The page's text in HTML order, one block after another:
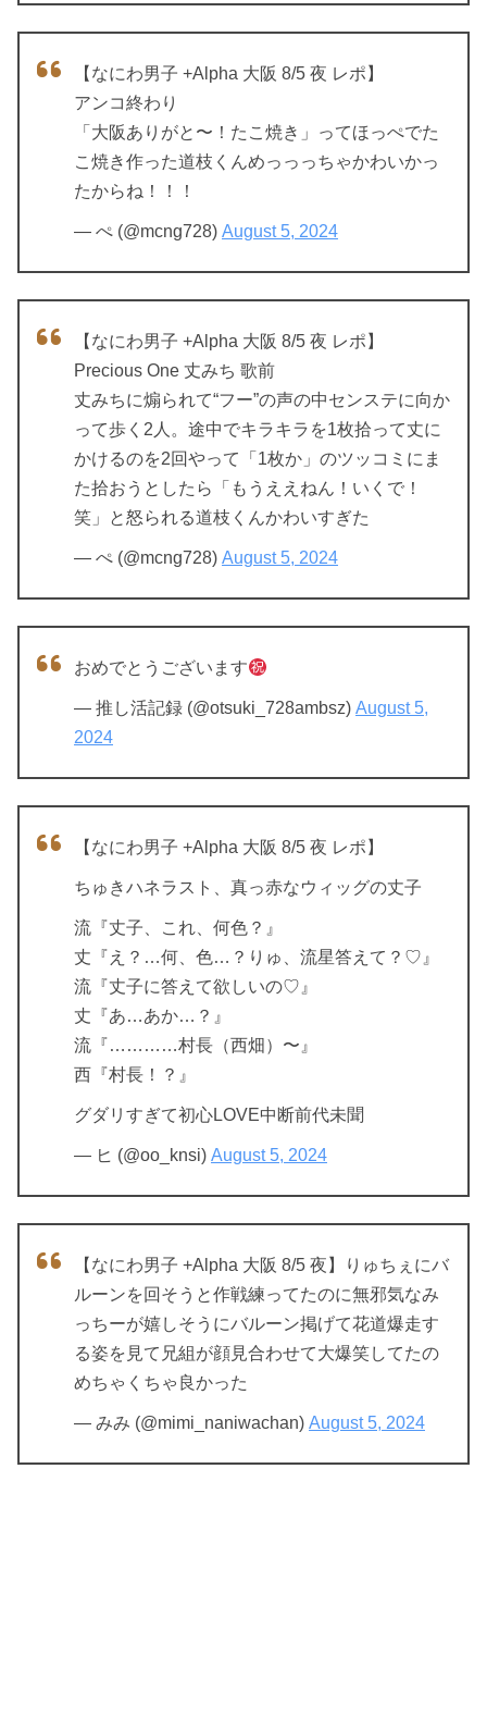
【なにわ男子 +Alpha 大阪 8/5 夜 レポ】
アンコ終わり
「大阪ありがと〜！たこ焼き」ってほっぺでた
こ焼き作った道枝くんめっっっちゃかわいかっ
たからね！！！
— ぺ (@mcng728) August 5, 2024
【なにわ男子 +Alpha 大阪 8/5 夜 レポ】
Precious One 丈みち 歌前
丈みちに煽られて“フー”の声の中センステに向か
って歩く2人。途中でキラキラを1枚拾って丈に
かけるのを2回やって「1枚か」のツッコミにま
た拾おうとしたら「もうええねん！いくで！
笑」と怒られる道枝くんかわいすぎた
— ぺ (@mcng728) August 5, 2024
おめでとうございます
— 推し活記録 (@otsuki_728ambsz) August 5,
2024
【なにわ男子 +Alpha 大阪 8/5 夜 レポ】
ちゅきハネラスト、真っ赤なウィッグの丈子
流『丈子、これ、何色？』
丈『え？…何、色…？りゅ、流星答えて？♡』
流『丈子に答えて欲しいの♡』
丈『あ…あか…？』
流『…………村長（西畑）〜』
西『村長！？』
グダリすぎて初心LOVE中断前代未聞
— ヒ (@oo_knsi) August 5, 2024
【なにわ男子 +Alpha 大阪 8/5 夜】りゅちぇにバ
ルーンを回そうと作戦練ってたのに無邪気なみ
っちーが嬉しそうにバルーン掲げて花道爆走す
る姿を見て兄組が顔見合わせて大爆笑してたの
めちゃくちゃ良かった
— みみ (@mimi_naniwachan) August 5, 2024